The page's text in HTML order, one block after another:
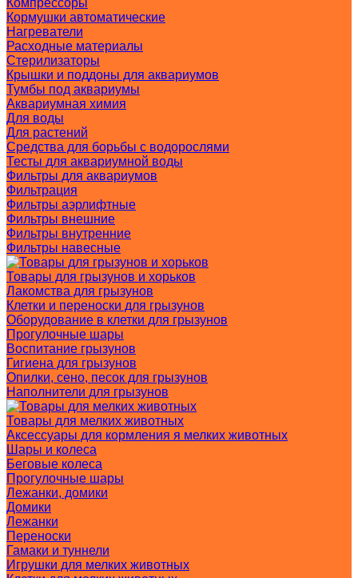
Компрессоры
Кормушки автоматические
Нагреватели
Расходные материалы
Стерилизаторы
Крышки и поддоны для аквариумов
Тумбы под аквариумы
Аквариумная химия
Для воды
Для растений
Средства для борьбы с водорослями
Тесты для аквариумной воды
Фильтры для аквариумов
Фильтрация
Фильтры аэрлифтные
Фильтры внешние
Фильтры внутренние
Фильтры навесные
Товары для грызунов и хорьков
Лакомства для грызунов
Клетки и переноски для грызунов
Оборудование в клетки для грызунов
Прогулочные шары
Воспитание грызунов
Гигиена для грызунов
Опилки, сено, песок для грызунов
Наполнители для грызунов
Товары для мелких животных
Аксессуары для кормления я мелких животных
Шары и колеса
Беговые колеса
Прогулочные шары
Лежанки, домики
Домики
Лежанки
Переноски
Гамаки и туннели
Игрушки для мелких животных